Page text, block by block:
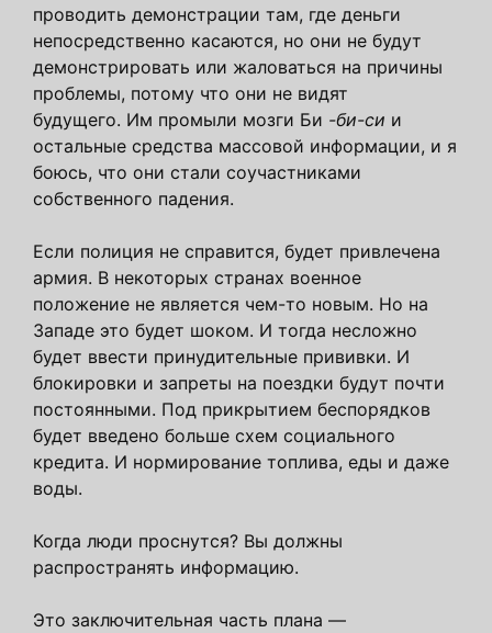
проводить демонстрации там, где деньги
непосредственно касаются, но они не будут
демонстрировать или жаловаться на причины
проблемы, потому что они не видят
будущего. Им промыли мозги Би -би-си и
остальные средства массовой информации, и я
боюсь, что они стали соучастниками
собственного падения.
Если полиция не справится, будет привлечена
армия. В некоторых странах военное
положение не является чем-то новым. Но на
Западе это будет шоком. И тогда несложно
будет ввести принудительные прививки. И
блокировки и запреты на поездки будут почти
постоянными. Под прикрытием беспорядков
будет введено больше схем социального
кредита. И нормирование топлива, еды и даже
воды.
Когда люди проснутся? Вы должны
распространять информацию.
Это заключительная часть плана —